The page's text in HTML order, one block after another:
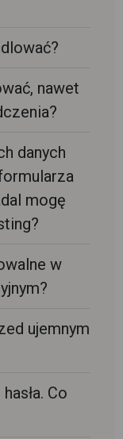
nawet
danych
mogę
w
ujemnym
Co